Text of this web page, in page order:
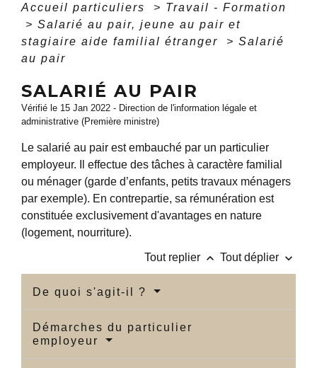
Accueil particuliers > Travail - Formation
> Salarié au pair, jeune au pair et
stagiaire aide familial étranger
> Salarié
au pair
SALARIÉ AU PAIR
Vérifié le 15 Jan 2022 - Direction de l'information légale et
administrative (Première ministre)
Le salarié au pair est embauché par un particulier
employeur. Il effectue des tâches à caractère familial
ou ménager (garde d’enfants, petits travaux ménagers
par exemple). En contrepartie, sa rémunération est
constituée exclusivement d'avantages en nature
(logement, nourriture).
Tout replier keyboard_arrow_up Tout déplier keyboard_arrow_down
De quoi s'agit-il ?
Démarches du particulier
employeur